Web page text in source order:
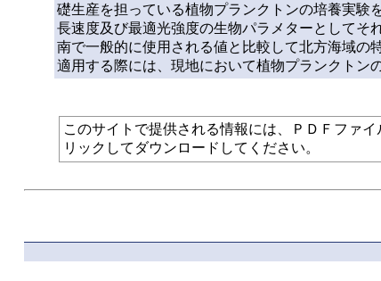
礎生産を担っている植物プランクトンの培養実験
長速度及び最適光強度の生物パラメターとしてそ
南で一般的に使用される値と比較して北方海域の
適用する際には、現地において植物プランクトン
このサイトで提供される情報には、ＰＤＦファイ
リックしてダウンロードしてください。